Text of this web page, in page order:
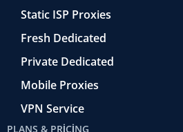
t
r
o
Static ISP Proxies
Fresh Dedicated
Private Dedicated
Mobile Proxies
VPN Service
PLANS & PRICING